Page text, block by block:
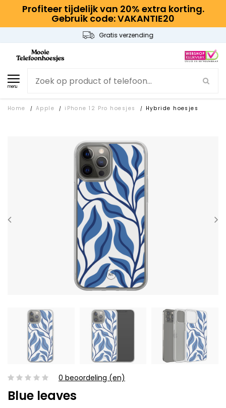
Profiteer tijdelijk van 20% extra korting.
Gebruik code: VAKANTIE20
Gratis verzending
menu
Home / Apple / iPhone 12 Pro hoesjes / Hybride hoesjes
0 beoordeling (en)
Blue leaves